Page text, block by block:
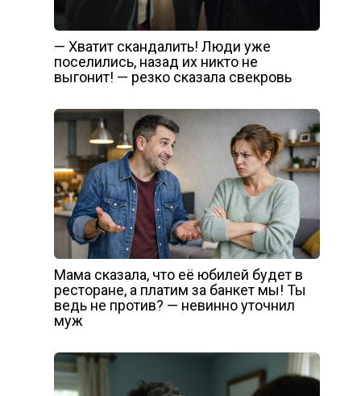
— Хватит скандалить! Люди уже
поселились, назад их никто не
выгонит! — резко сказала свекровь
Мама сказала, что её юбилей будет в
ресторане, а платим за банкет мы! Ты
ведь не против? — невинно уточнил
муж